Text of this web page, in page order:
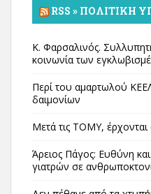
RSS » ΠΟΛΙΤΙΚΉ
Κ. Φαρσαλινός.
κοινωνία των
Περί του αμαρτωλού
δαιμονίων
Μετά τις ΤΟΜΥ,
Άρειος Πάγος: Ευθύνη
γιατρών σε